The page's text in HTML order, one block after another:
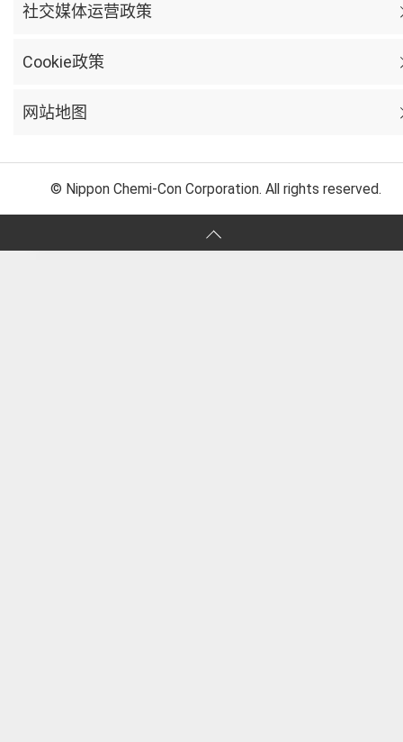
社交媒体运营政策
Cookie政策
网站地图
© Nippon Chemi-Con Corporation. All rights reserved.